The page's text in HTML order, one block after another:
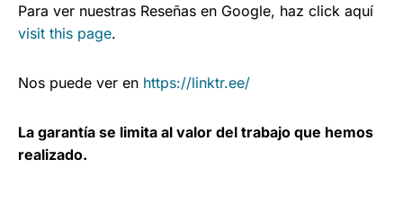
Para ver nuestras Reseñas en Google, haz click aquí
visit this page.
Nos puede ver en https://linktr.ee/
La garantía se limita al valor del trabajo que hemos
realizado.